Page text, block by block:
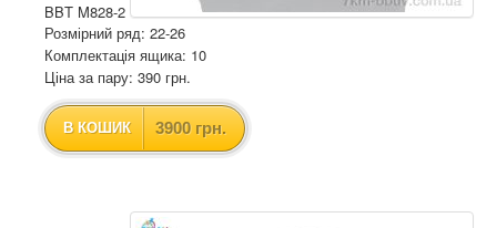
BBT M828-2
Розмірний ряд: 22-26
Комплектація ящика: 10
Ціна за пару: 390 грн.
В КОШИК 3900 грн.